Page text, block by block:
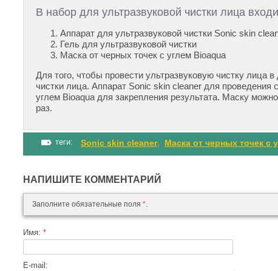
В набор для ультразвуковой чистки лица
Аппарат для ультразвуковой чистки Sonic skin
Гель для ультразвуковой чистки
Маска от черных точек с углем Bioaqua
Для того, чтобы провести ультразвуковую чистку
чистки лица. Аппарат Sonic skin cleaner для проведения
углем Bioaqua для закрепления результата. Маску
раз.
теги: Sonic skin cleaner, Маска от черных точек с
НАПИШИТЕ КОММЕНТАРИЙ
Заполните обязательные поля *.
Имя: *
E-mail: